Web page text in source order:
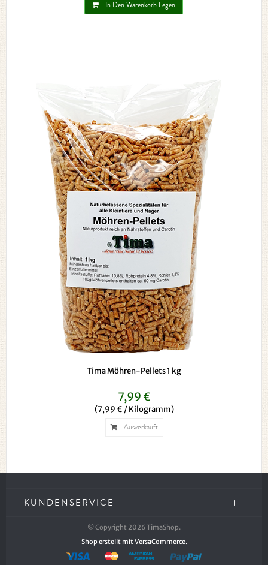
In Den Warenkorb Legen
Tima Möhren-Pellets 1 kg
7,99 €
(7,99 € / Kilogramm)
Ausverkauft
KUNDENSERVICE
© Copyright 2026 TimaShop.
Shop erstellt mit VersaCommerce.